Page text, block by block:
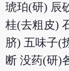
琥珀(研) 辰
桂(去粗皮)
脐) 五味子(
断 没药(研)